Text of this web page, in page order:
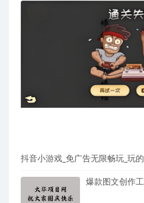
抖音小游戏_免广告无限畅玩_玩
爆款图文创作工